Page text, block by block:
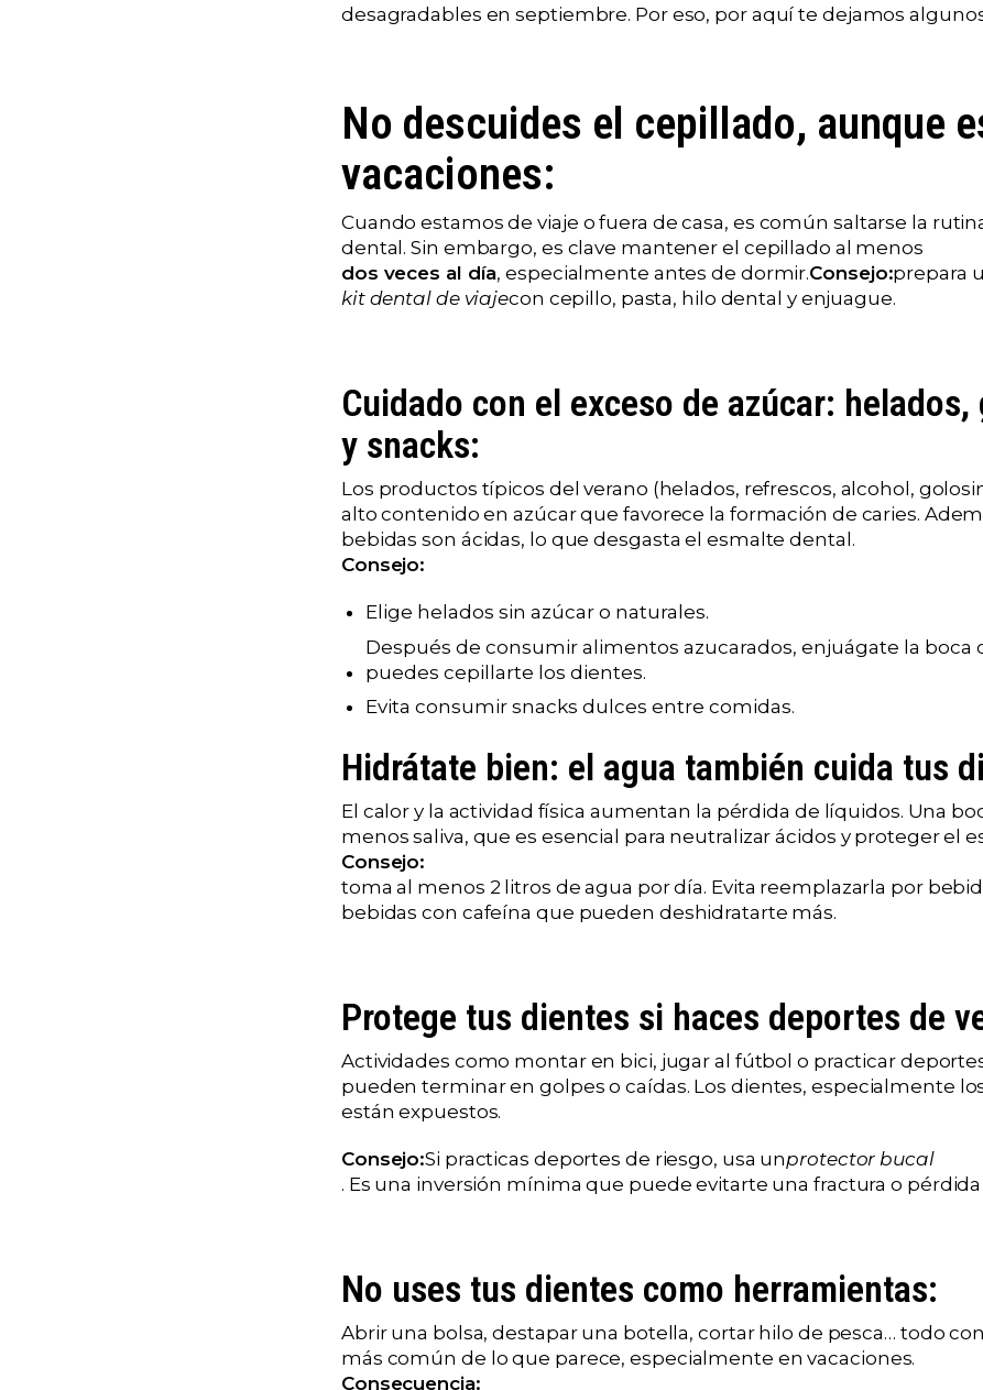
desagradables en septiembre. Por eso, por aquí te dejamos
No descuides el cepillado, aunque
vacaciones:
Cuando estamos de viaje o fuera de casa, es común saltarse la
dental. Sin embargo, es clave mantener el cepillado al menos
dos veces al día, especialmente antes de dormir.Consejo:prepara
kit dental de viajecon cepillo, pasta, hilo dental y enjuague.
Cuidado con el exceso de azúcar: helados,
y snacks:
Los productos típicos del verano (helados, refrescos, alcohol,
alto contenido en azúcar que favorece la formación de caries.
bebidas son ácidas, lo que desgasta el esmalte dental.
Consejo:
Elige helados sin azúcar o naturales.
Después de consumir alimentos azucarados, enjuágate la boca
puedes cepillarte los dientes.
Evita consumir snacks dulces entre comidas.
Hidrátate bien: el agua también cuida tus
El calor y la actividad física aumentan la pérdida de líquidos. Una
menos saliva, que es esencial para neutralizar ácidos y proteger el
Consejo:
toma al menos 2 litros de agua por día. Evita reemplazarla por
bebidas con cafeína que pueden deshidratarte más.
Protege tus dientes si haces deportes de
Actividades como montar en bici, jugar al fútbol o practicar
pueden terminar en golpes o caídas. Los dientes, especialmente
están expuestos.
Consejo:Si practicas deportes de riesgo, usa unprotector bucal
. Es una inversión mínima que puede evitarte una fractura o
No uses tus dientes como herramientas:
Abrir una bolsa, destapar una botella, cortar hilo de pesca… todo
más común de lo que parece, especialmente en vacaciones.
Consecuencia: